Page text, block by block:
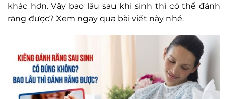
khác hơn. Vậy bao lâu sau khi sinh thì có thể đánh
răng được? Xem ngay qua bài viết này nhé.